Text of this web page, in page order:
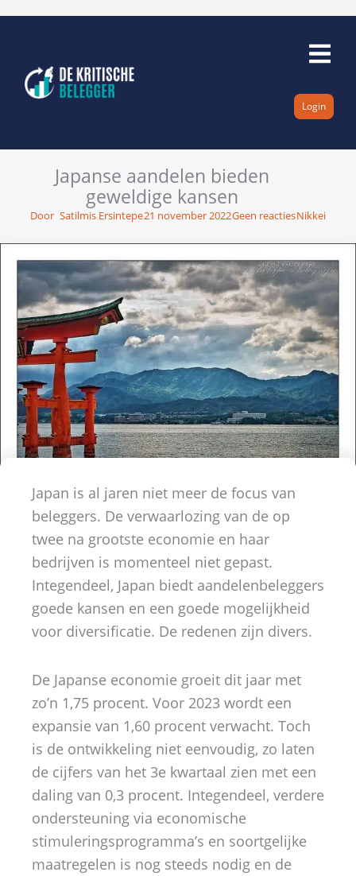
inhoud
Login
Japanse aandelen bieden
geweldige kansen
Door Satilmis Ersintepe21 november 2022Geen reactiesNikkei
Japan is al jaren niet meer de focus van
beleggers. De verwaarlozing van de op
twee na grootste economie en haar
bedrijven is momenteel niet gepast.
Integendeel, Japan biedt aandelenbeleggers
goede kansen en een goede mogelijkheid
voor diversificatie. De redenen zijn divers.
De Japanse economie groeit dit jaar met
zo’n 1,75 procent. Voor 2023 wordt een
expansie van 1,60 procent verwacht. Toch
is de ontwikkeling niet eenvoudig, zo laten
de cijfers van het 3e kwartaal zien met een
daling van 0,3 procent. Integendeel, verdere
ondersteuning via economische
stimuleringsprogramma’s en soortgelijke
maatregelen is nog steeds nodig en de